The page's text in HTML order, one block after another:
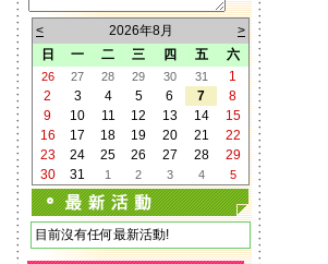
< 2026年8月
>
日
一 二 三 四 五 六
26 27 28 29 30 31
1
2
3 4 5 6 7
8
9
10 11 12 13 14
15
16
17 18 19 20 21
22
23
24 25 26 27 28
29
30
31 1 2 3 4 5
目前沒有任何最新活動!